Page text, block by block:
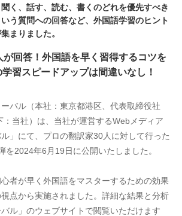
く、話す、読む、書くのどれを優先すべき
う質問への回答など、外国語学習のヒント
まりました。
が回答！外国語を早く習得するコツを
習スピードアップは間違いなし！
バル（本社：東京都港区、代表取締役社
：当社）は、当社が運営するWebメディア
ル」にて、プロの翻訳家30人に対して行った
を2024年6月19日に公開いたしました。
者が早く外国語をマスターするための効果
点から実施されました。詳細な結果と分析
ル」のウェブサイトで閲覧いただけます